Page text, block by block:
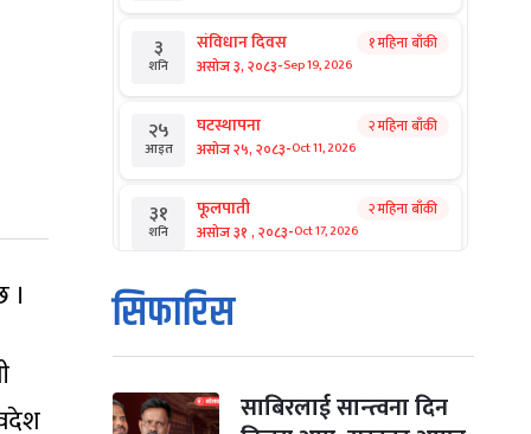
।
३
शनि
संविधान दिवस
असोज ३, २०८३-Sep 19, 2026
१ महिना बाँकी
२५
आइत
घटस्थापना
असोज २५, २०८३-Oct 11, 2026
२ महिना बाँकी
३१
शनि
फूलपाती
असोज ३१ , २०८३-Oct 17, 2026
२ महिना बाँकी
१
आइत
कार्तिक सङ्क्रान्ति
कार्तिक १, २०८३
मंगल कार्तिक ३, २०८३-Oct 20, 2026
सिफारिस
साबिरलाई सान्त्वना दिन